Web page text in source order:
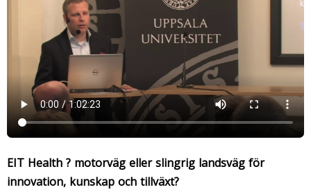
EIT Health ? motorväg eller slingrig landsväg för
innovation, kunskap och tillväxt?